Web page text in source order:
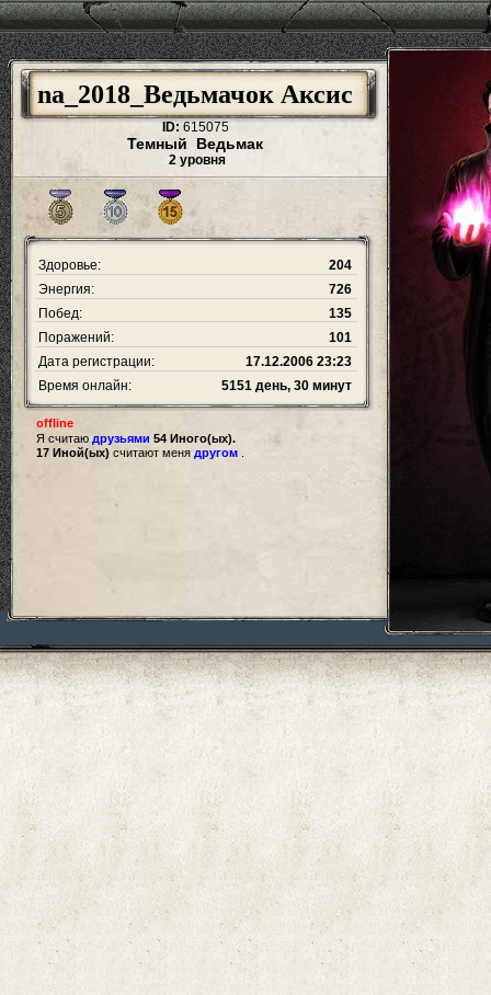
na_2018_Ведьмачок Аксис
ID: 615075
Темный Ведьмак
2 уровня
Здоровье:
204
Энергия:
726
Побед:
135
Поражений:
101
Дата регистрации:
17.12.2006 23:23
Время онлайн:
5151 день, 30 минут
offline
Я считаю друзьями 54 Иного(ых).
17 Иной(ых) считают меня другом